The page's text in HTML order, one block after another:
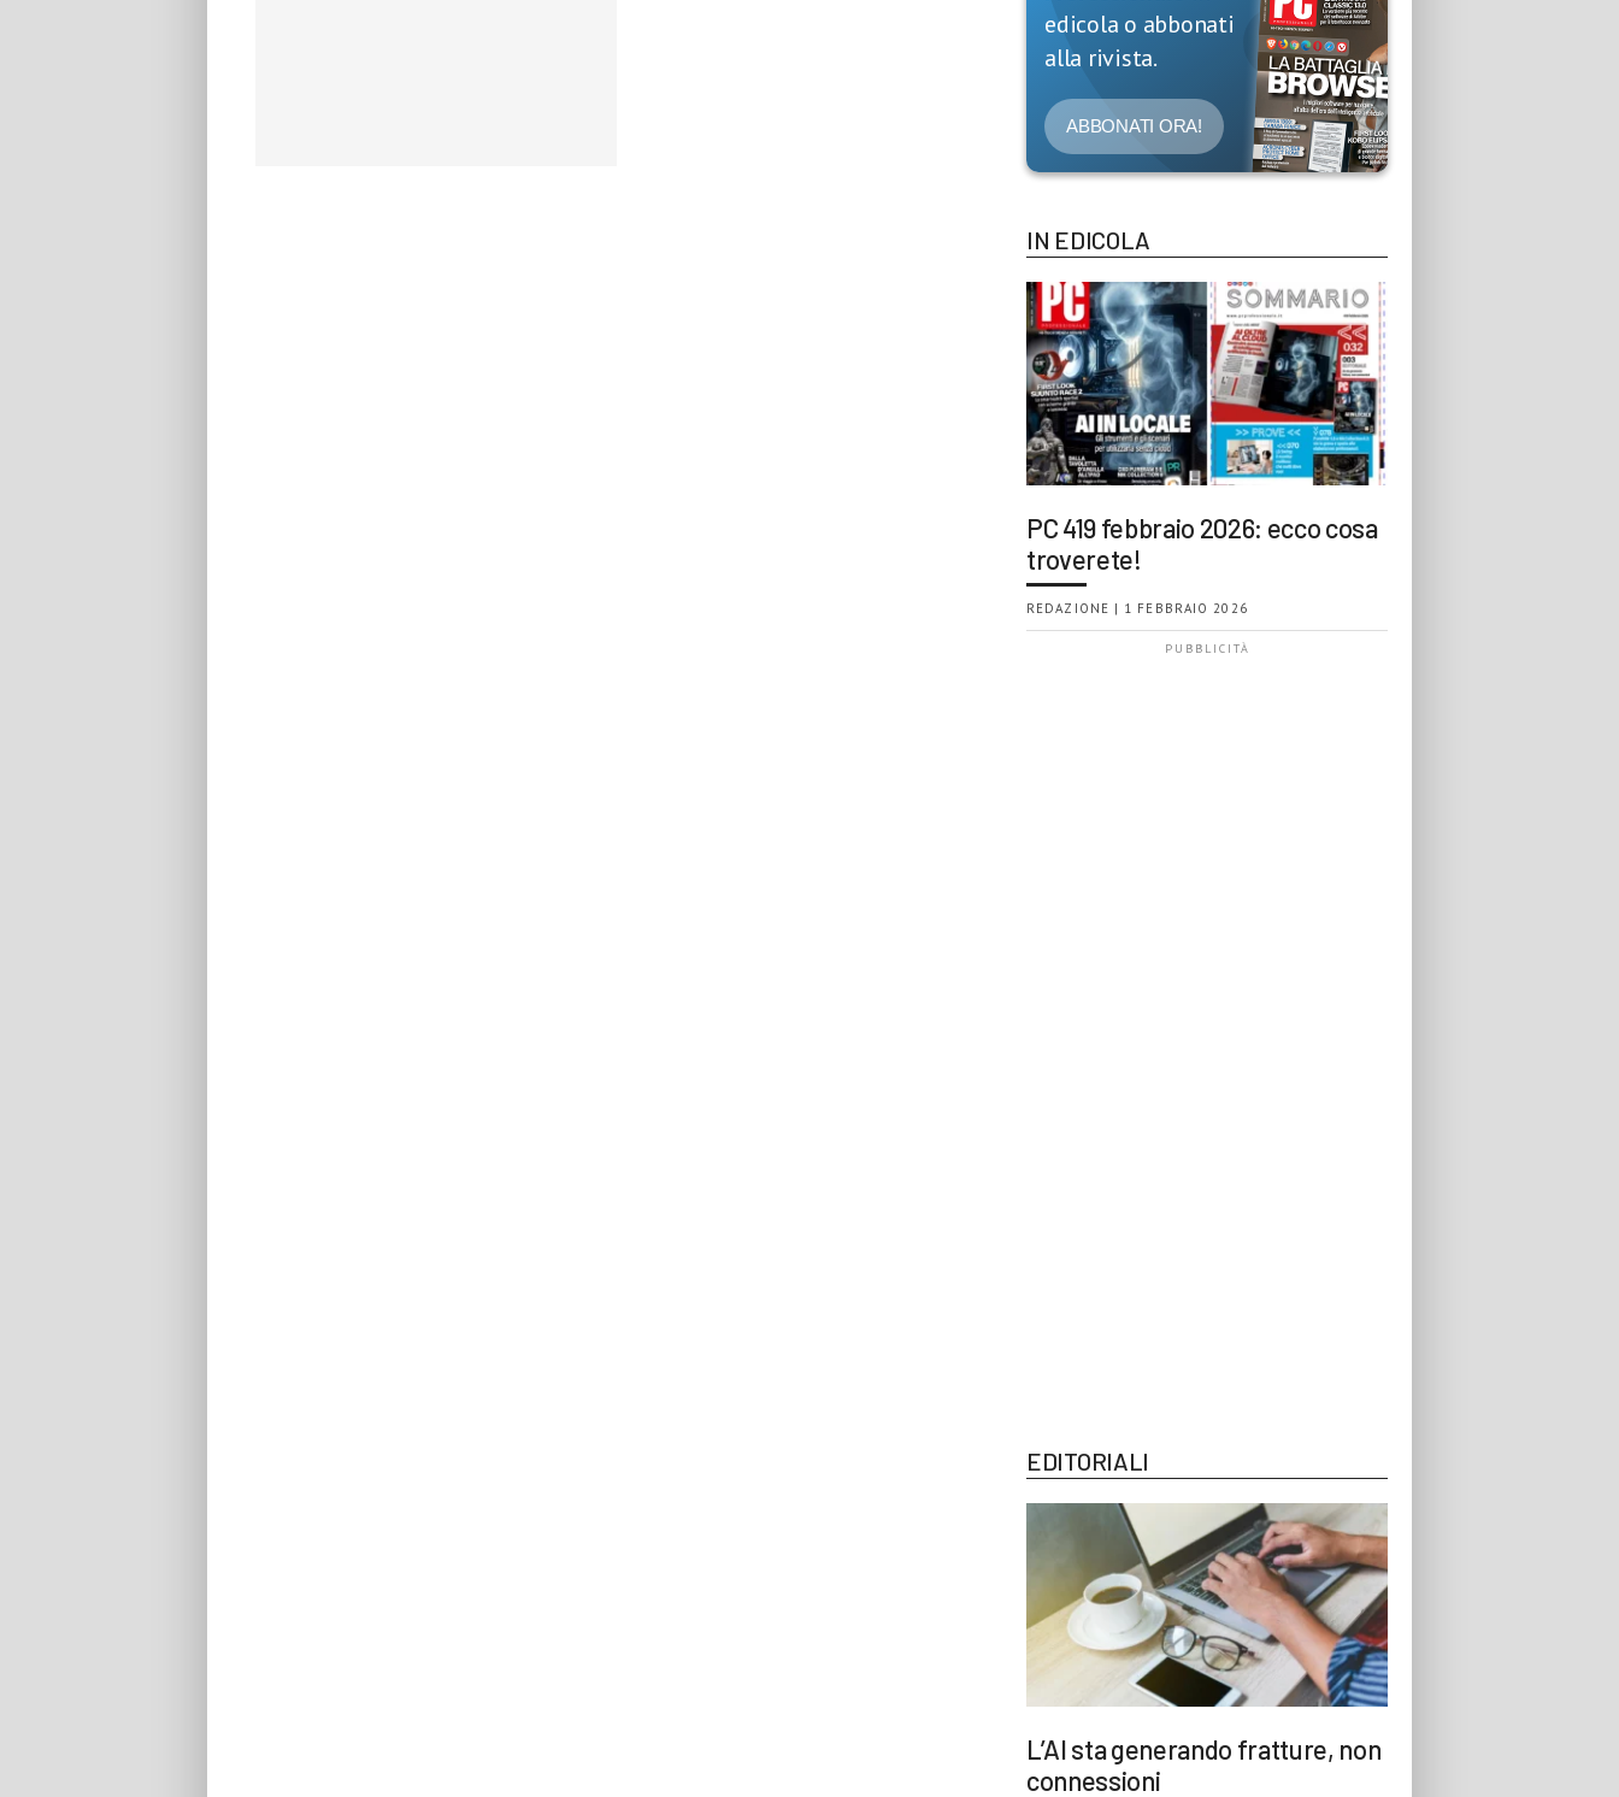
edicola o abbonati
alla rivista.
ABBONATI ORA!
IN EDICOLA
PC 419 febbraio 2026: ecco cosa
troverete!
REDAZIONE | 1 FEBBRAIO 2026
EDITORIALI
L’AI sta generando fratture, non
connessioni